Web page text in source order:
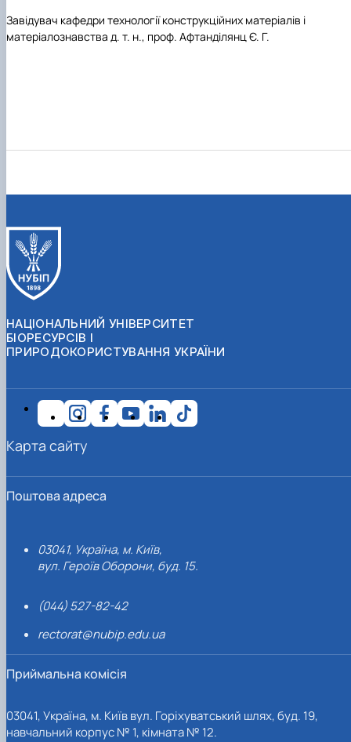
Завідувач кафедри технології конструкційних матеріалів і
матеріалознавства д. т. н., проф. Афтанділянц Є. Г.
НАЦІОНАЛЬНИЙ УНІВЕРСИТЕТ
БІОРЕСУРСІВ І
ПРИРОДОКОРИСТУВАННЯ УКРАЇНИ
Поштова адреса
03041, Україна, м. Київ,
вул. Героїв Оборони, буд. 15.
(044) 527-82-42
rectorat@nubip.edu.ua
Приймальна комісія
03041, Україна, м. Київ вул. Горіхуватський шлях, буд. 19,
навчальний корпус № 1, кімната № 12.
Карта сайту